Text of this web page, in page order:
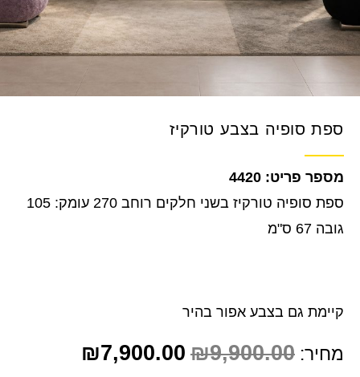
ספת סופיה בצבע טורקיז
4420
ספת סופיה טורקיז בשני חלקים רוחב 270 עומק: 105
גובה 67 ס"מ
קיימת גם בצבע אפור בהיר
מחיר: ₪9,900.00
₪7,900.00